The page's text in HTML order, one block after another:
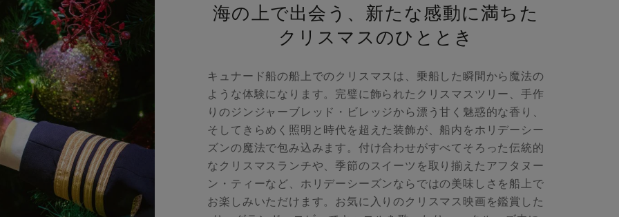
海の上で出会う、新たな感動に満ちた
クリスマスのひととき
キュナード船の船上でのクリスマスは、乗船した瞬間から魔法の
ような体験になります。完璧に飾られたクリスマスツリー、手作
りのジンジャーブレッド・ビレッジから漂う甘く魅惑的な香り、
そしてきらめく照明と時代を超えた装飾が、船内をホリデーシー
ズンの魔法で包み込みます。付け合わせがすべてそろった伝統的
なクリスマスランチや、季節のスイーツを取り揃えたアフタヌー
ン・ティーなど、ホリデーシーズンならではの美味しさを船上で
お楽しみいただけます。お気に入りのクリスマス映画を鑑賞した